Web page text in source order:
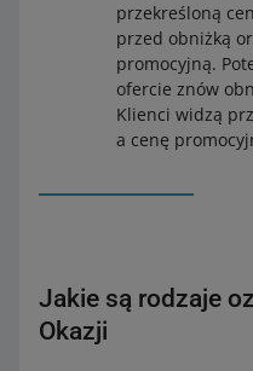
przekreśloną
przed obniżką
promocyjną.
ofercie znów
Klienci widzą
a cenę
Jakie są rodzaje
Okazji